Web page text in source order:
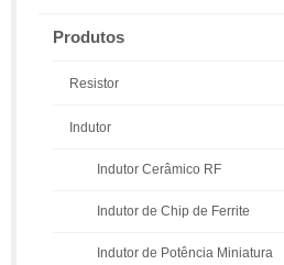
Produtos
Resistor
Indutor
Indutor Cerâmico RF
Indutor de Chip de Ferrite
Indutor de Potência Miniatura